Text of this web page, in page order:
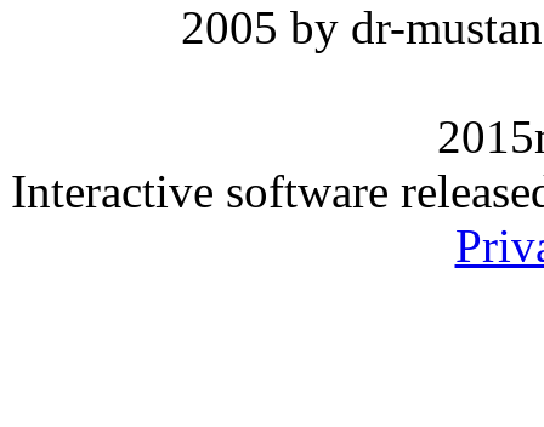
2005 by dr-
Interactive software